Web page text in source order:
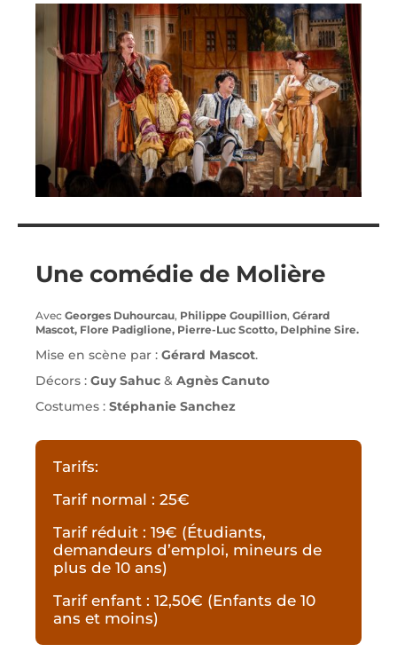
Une comédie de Molière
Avec Georges Duhourcau, Philippe Goupillion, Gérard
Mascot, Flore Padiglione, Pierre-Luc Scotto, Delphine Sire.
Mise en scène par : Gérard Mascot.
Décors : Guy Sahuc & Agnès Canuto
Costumes : Stéphanie Sanchez
Tarifs:
Tarif normal : 25€
Tarif réduit : 19€ (Étudiants,
demandeurs d’emploi, mineurs de
plus de 10 ans)
Tarif enfant : 12,50€ (Enfants de 10
ans et moins)